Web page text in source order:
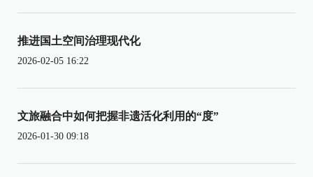
推进国土空间治理现代化
2026-02-05 16:22
文旅融合中如何把握非遗活化利用的“度”
2026-01-30 09:18